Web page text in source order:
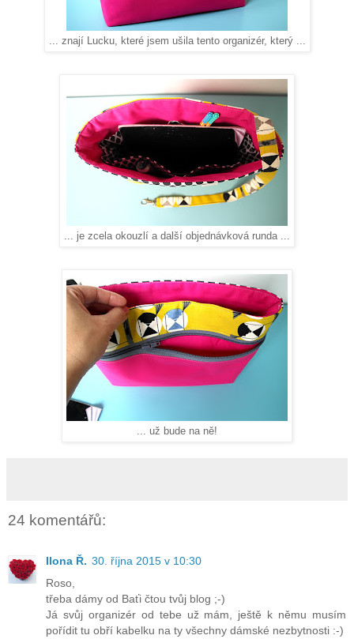
... znají Lucku, které jsem ušila tento organizér, který ...
... je zcela okouzlí a další objednávková runda ...
... už bude na ně!
24 komentářů:
Ilona Ř. 30. října 2015 v 10:30
Roso,
třeba dámy od Baťi čtou tvůj blog ;-)
Já svůj organizér od tebe už mám, ještě k němu musím
pořídit tu obří kabelku na ty všechny dámské nezbytnosti :-)